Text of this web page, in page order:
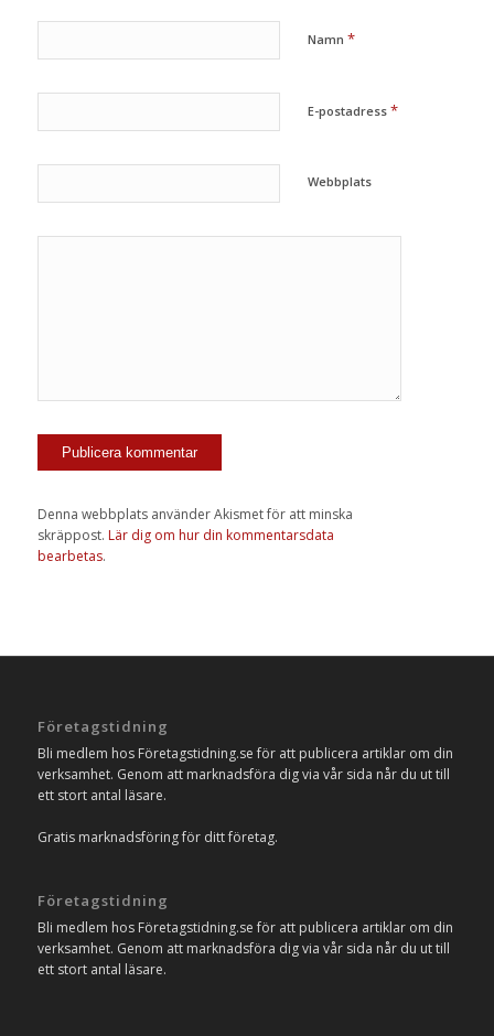
Namn *
E-postadress *
Webbplats
Denna webbplats använder Akismet för att minska
skräppost. Lär dig om hur din kommentarsdata
bearbetas.
Företagstidning
Bli medlem hos Företagstidning.se för att publicera artiklar om din
verksamhet. Genom att marknadsföra dig via vår sida når du ut till
ett stort antal läsare.
Gratis marknadsföring för ditt företag.
Företagstidning
Bli medlem hos Företagstidning.se för att publicera artiklar om din
verksamhet. Genom att marknadsföra dig via vår sida når du ut till
ett stort antal läsare.